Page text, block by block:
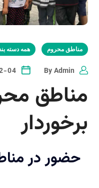
مناطق محروم همه دسته
ByAdmin
04
مناطق
برخوردار
حضور در